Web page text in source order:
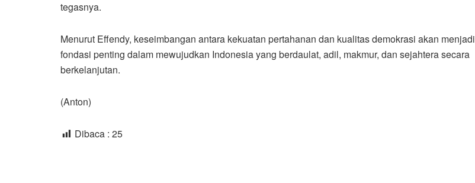
tegasnya.
Menurut Effendy, keseimbangan antara kekuatan pertahanan dan kualitas demokrasi akan menjadi
fondasi penting dalam mewujudkan Indonesia yang berdaulat, adil, makmur, dan sejahtera secara
berkelanjutan.
(Anton)
Dibaca : 25